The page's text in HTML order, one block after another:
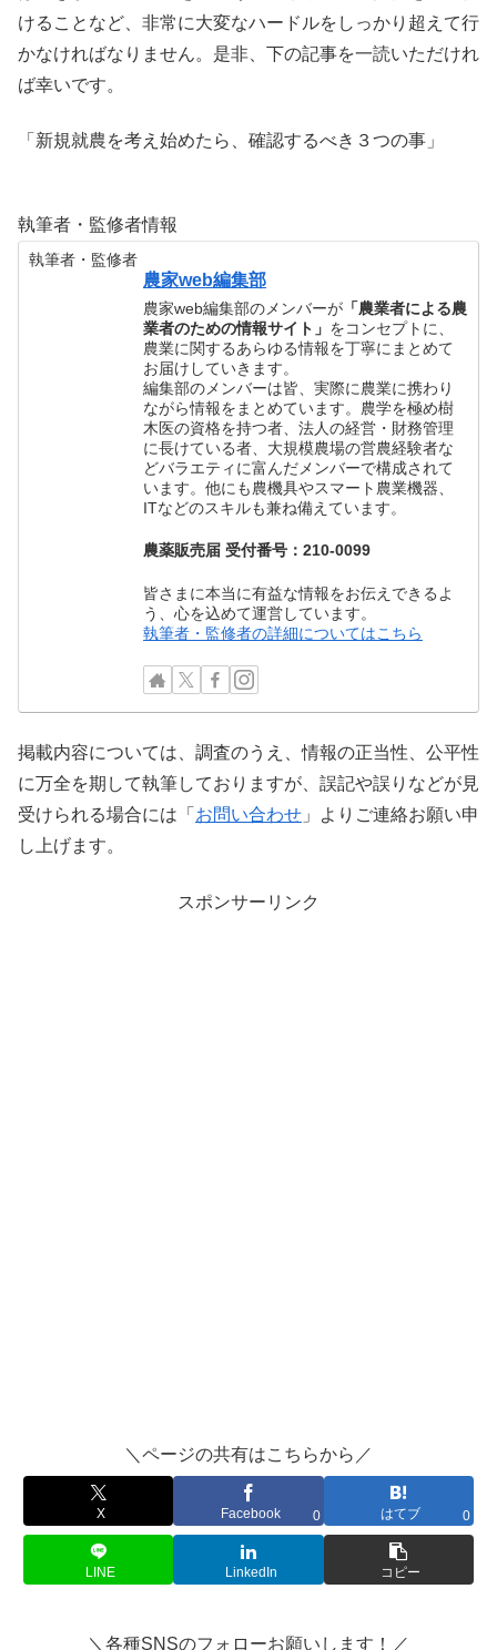
けることなど、非常に大変なハードルをしっかり超えて行
かなければなりません。是非、下の記事を一読いただけれ
ば幸いです。
「新規就農を考え始めたら、確認するべき３つの事」
執筆者・監修者情報
執筆者・監修者
農家web編集部
農家web編集部のメンバーが 「農業者による農
業者のための情報サイト」 をコンセプトに、
農業に関するあらゆる情報を丁寧にまとめて
お届けしていきます。
編集部のメンバーは皆、実際に農業に携わり
ながら情報をまとめています。農学を極め樹
木医の資格を持つ者、法人の経営・財務管理
に長けている者、大規模農場の営農経験者な
どバラエティに富んだメンバーで構成されて
います。他にも農機具やスマート農業機器、
ITなどのスキルも兼ね備えています。
農薬販売届 受付番号：210-0099
皆さまに本当に有益な情報をお伝えできるよ
う、心を込めて運営しています。
執筆者・監修者の詳細についてはこちら
掲載内容については、調査のうえ、情報の正当性、公平性
に万全を期して執筆しておりますが、誤記や誤りなどが見
受けられる場合には「 お問い合わせ 」よりご連絡お願い申
し上げます。
スポンサーリンク
＼ページの共有はこちらから／
X Facebook 0 はてブ 0
LINE LinkedIn コピー
＼各種SNSのフォローお願いします！／